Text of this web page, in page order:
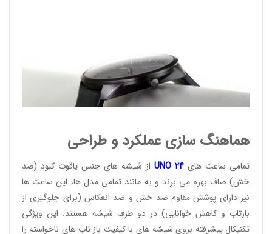
هماهنگ سازی عملکرد و طراحی
تمامی ساعت های UNO 24
از شیشه های جنس یاقوت کبود (ضد
خش) صاف بهره می برند و به مانند تمامی مدل ها، این ساعت ها
نیز دارای پوشش مقاوم ضد خش و ضد انعکاس (برای جلوگیری از
بازتاب و کاهش خوانایی) در دو طرف شیشه هستند. این ویژگی
تکنیکال پیشرفته بروی شیشه های با کیفیت باز تاب های ناخواسته را